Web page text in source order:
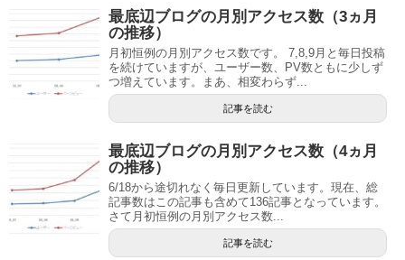
最底辺ブログの月別アクセス数（3ヵ月
の推移）
月初恒例の月別アクセス数です。 7,8,9月と毎日投稿
を続けていますが、ユーザー数、PV数ともに少しず
つ増えています。まあ、相変わらず...
記事を読む
最底辺ブログの月別アクセス数（4ヵ月
の推移）
6/18から途切れなく毎日更新しています。現在、総
記事数はこの記事も含めて136記事となっています。
さて月初恒例の月別アクセス数...
記事を読む